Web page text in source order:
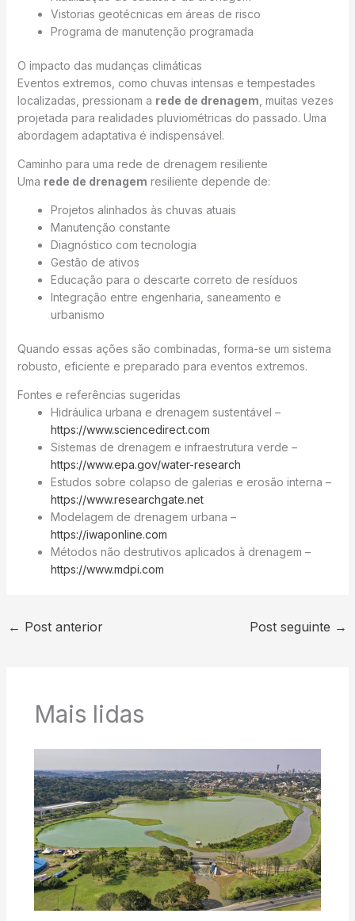
Vistorias geotécnicas em áreas de risco
Programa de manutenção programada
O impacto das mudanças climáticas
Eventos extremos, como chuvas intensas e tempestades
localizadas, pressionam a rede de drenagem , muitas vezes
projetada para realidades pluviométricas do passado. Uma
abordagem adaptativa é indispensável.
Caminho para uma rede de drenagem resiliente
Uma rede de drenagem resiliente depende de:
Projetos alinhados às chuvas atuais
Manutenção constante
Diagnóstico com tecnologia
Gestão de ativos
Educação para o descarte correto de resíduos
Integração entre engenharia, saneamento e
urbanismo
Quando essas ações são combinadas, forma-se um sistema
robusto, eficiente e preparado para eventos extremos.
Fontes e referências sugeridas
Hidráulica urbana e drenagem sustentável –
https://www.sciencedirect.com
Sistemas de drenagem e infraestrutura verde –
https://www.epa.gov/water-research
Estudos sobre colapso de galerias e erosão interna –
https://www.researchgate.net
Modelagem de drenagem urbana –
https://iwaponline.com
Métodos não destrutivos aplicados à drenagem –
https://www.mdpi.com
← Post anterior Post seguinte →
Mais lidas